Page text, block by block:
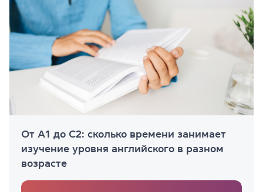
От А1 до С2: сколько времени занимает
изучение уровня английского в разном
возрасте